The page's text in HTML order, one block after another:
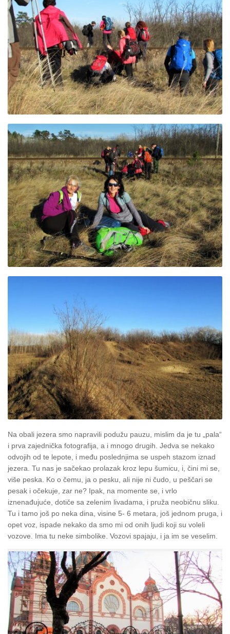
Na obali jezera smo napravili podužu pauzu, mislim da je tu „pala“
i prva zajednička fotografija, a i mnogo drugih. Jedva se nekako
odvojih od te lepote, i među poslednjima se uspeh stazom iznad
jezera. Tu nas je sačekao prolazak kroz lepu šumicu, i, čini mi se,
više peska. Ko o čemu, ja o pesku, ali nije ni čudo, u peščari se
pesak i očekuje, zar ne? Ipak, na momente se, i vrlo
iznenađujuće, dotiče sa zelenim livadama, i pruža neobičnu sliku.
Tu i tamo još po neka dina, visine 5- 6 metara, još jednom pruga, i
opet voz, ispade nekako da smo mi od onih ljudi koji su voleli
vozove. Ima tu neke simbolike. Vozovi spajaju, i ja im se veselim.